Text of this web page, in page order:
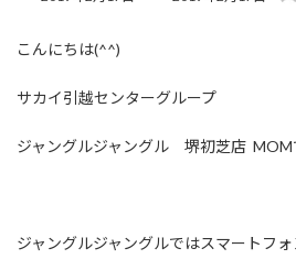
時
:
こんにちは(^^)
サカイ引越センターグループ
ジャングルジャングル 堺初芝店 MOM
ジャングルジャングルではスマートフ